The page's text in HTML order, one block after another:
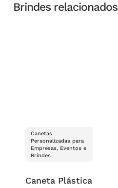
Brindes relacionados
Canetas
Personalizadas para
Empresas, Eventos e
Brindes
Caneta Plástica